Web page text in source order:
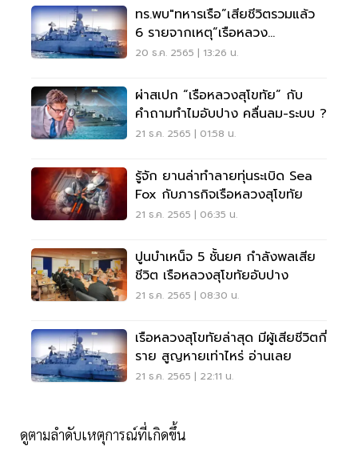
ทร.พบ"ทหารเรือ”เสียชีวิตรวมแล้ว
6 รายจากเหตุ“เรือหลวง
สุโขทัย”อับปาง
20 ธ.ค. 2565 | 13:26 น.
ผ่าสเปก “เรือหลวงสุโขทัย” กับ
คำถามทำไมอับปาง คลื่นลม-ระบบ ?
21 ธ.ค. 2565 | 01:58 น.
รู้จัก ยานล่าทำลายทุ่นระเบิด Sea
Fox กับภารกิจเรือหลวงสุโขทัย
21 ธ.ค. 2565 | 06:35 น.
ปูนบำเหน็จ 5 ชั้นยศ กำลังพลเสีย
ชีวิต เรือหลวงสุโขทัยอับปาง
21 ธ.ค. 2565 | 08:30 น.
เรือหลวงสุโขทัยล่าสุด มีผู้เสียชีวิตกี่
ราย สูญหายเท่าไหร่ อ่านเลย
21 ธ.ค. 2565 | 22:11 น.
ดูตามลำดับเหตุการณ์ที่เกิดขึ้น